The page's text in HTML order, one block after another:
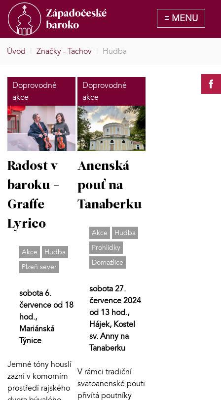
Úvod | Značky - Tachov | Hudba
Doprovodné
akce
Radost v
baroku -
Graffe
Lyrico
Akce
Hudba
Plzeň sever
sobota 6.
července od 18
hod.,
Mariánská
Týnice
Jemné tóny houslí
zazní v komorním
prostředí rajského
Doprovodné
akce
Anenská
pouť na
Tanaberku
Akce
Hudba
Prohlídky
Domažlice
sobota 27.
července 2024
od 13 hod.,
Hájek, Kostel
sv. Anny na
Tanaberku
V rámci tradiční
svatoanenské pouti
přivítá poutníky